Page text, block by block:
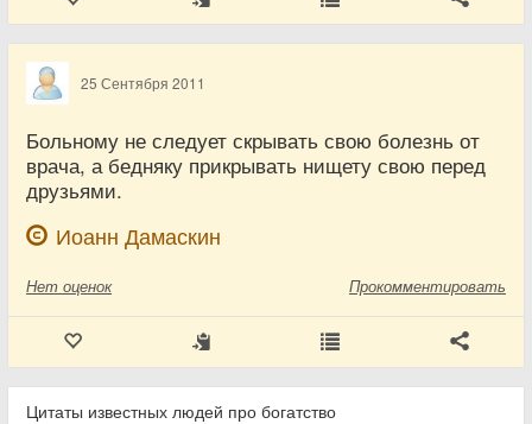
25 Сентября 2011
Больному не следует скрывать свою болезнь от
врача, а бедняку прикрывать нищету свою перед
друзьями.
Иоанн Дамаскин
Нет оценок Прокомментировать
Цитаты известных людей про богатство